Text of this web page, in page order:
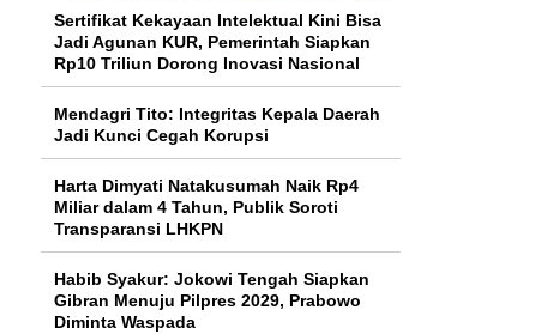
Sertifikat Kekayaan Intelektual Kini Bisa
Jadi Agunan KUR, Pemerintah Siapkan
Rp10 Triliun Dorong Inovasi Nasional
Mendagri Tito: Integritas Kepala Daerah
Jadi Kunci Cegah Korupsi
Harta Dimyati Natakusumah Naik Rp4
Miliar dalam 4 Tahun, Publik Soroti
Transparansi LHKPN
Habib Syakur: Jokowi Tengah Siapkan
Gibran Menuju Pilpres 2029, Prabowo
Diminta Waspada